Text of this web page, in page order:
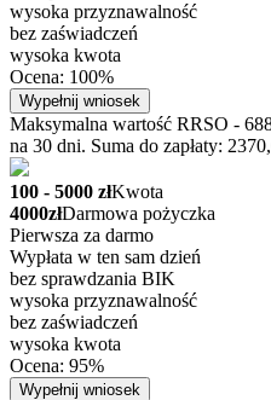
wysoka przyznawalność
bez zaświadczeń
wysoka kwota
Ocena: 100%
Wypełnij wniosek
Maksymalna wartość RRSO -
na 30 dni. Suma do zapłaty:
100 - 5000 złKwota
4000złDarmowa pożyczka
Pierwsza za darmo
Wypłata w ten sam dzień
bez sprawdzania BIK
wysoka przyznawalność
bez zaświadczeń
wysoka kwota
Ocena: 95%
Wypełnij wniosek